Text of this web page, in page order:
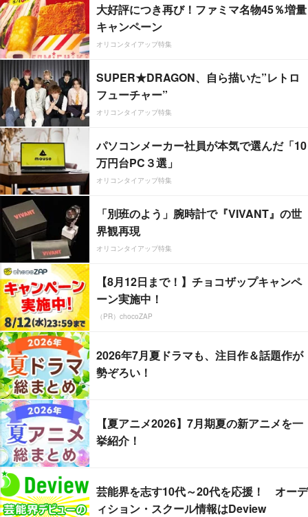
大好評につき再び！ファミマ名物45％増量
キャンペーン
オリコンタイアップ特集
SUPER★DRAGON、自ら描いた”レトロ
フューチャー”
オリコンタイアップ特集
パソコンメーカー社員が本気で選んだ「10
万円台PC３選」
オリコンタイアップ特集
「別班のよう」腕時計で『VIVANT』の世
界観再現
オリコンタイアップ特集
【8月12日まで！】チョコザップキャンペ
ーン実施中！
（PR）chocoZAP
2026年7月夏ドラマも、注目作＆話題作が
勢ぞろい！
【夏アニメ2026】7月期夏の新アニメを一
挙紹介！
芸能界を志す10代～20代を応援！ オーデ
ィション・スクール情報はDeview